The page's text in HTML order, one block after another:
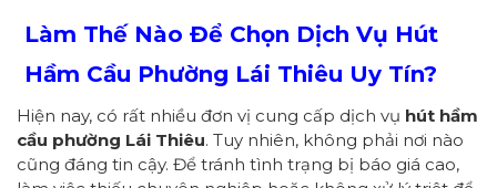
Làm Thế Nào Để Chọn Dịch Vụ Hút
Hầm Cầu Phường Lái Thiêu Uy Tín?
Hiện nay, có rất nhiều đơn vị cung cấp dịch vụ hút hầm
cầu phường Lái Thiêu. Tuy nhiên, không phải nơi nào
cũng đáng tin cậy. Để tránh tình trạng bị báo giá cao,